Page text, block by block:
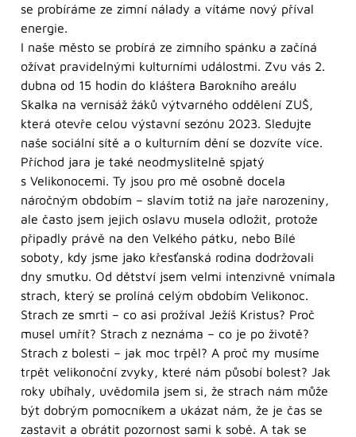
se probíráme ze zimní nálady a vítáme nový příval
energie.
I naše město se probírá ze zimního spánku a začíná
ožívat pravidelnými kulturními událostmi. Zvu vás 2.
dubna od 15 hodin do kláštera Barokního areálu
Skalka na vernisáž žáků výtvarného oddělení ZUŠ,
která otevře celou výstavní sezónu 2023. Sledujte
naše sociální sítě a o kulturním dění se dozvíte více.
Příchod jara je také neodmyslitelně spjatý
s Velikonocemi. Ty jsou pro mě osobně docela
náročným obdobím – slavím totiž na jaře narozeniny,
ale často jsem jejich oslavu musela odložit, protože
připadly právě na den Velkého pátku, nebo Bílé
soboty, kdy jsme jako křesťanská rodina dodržovali
dny smutku. Od dětství jsem velmi intenzivně vnímala
strach, který se prolíná celým obdobím Velikonoc.
Strach ze smrti – co asi prožíval Ježíš Kristus? Proč
musel umřít? Strach z neznáma – co je po životě?
Strach z bolesti – jak moc trpěl? A proč my musíme
trpět velikonoční zvyky, které nám působí bolest? Jak
roky ubíhaly, uvědomila jsem si, že strach nám může
být dobrým pomocníkem a ukázat nám, že je čas se
zastavit a obrátit pozornost sami k sobě. A tak se